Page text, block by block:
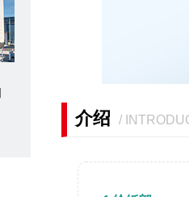
介绍 /